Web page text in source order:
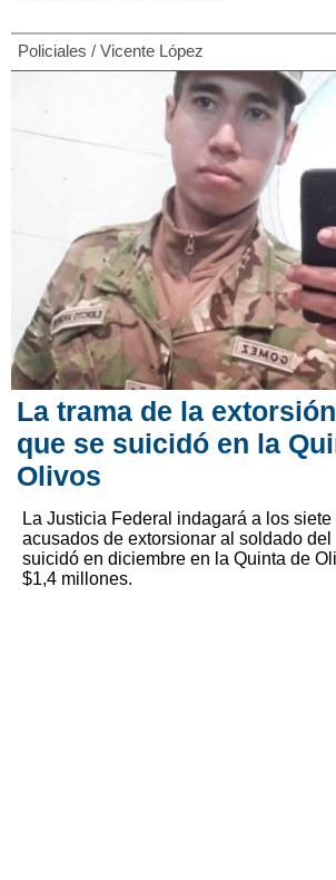
Policiales / Vicente López
La trama de la
que se suicidó en la
Olivos
La Justicia Federal indagará a los
acusados de extorsionar al soldado
suicidó en diciembre en la Quinta de
$1,4 millones.